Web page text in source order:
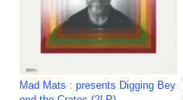
Mad Mats : presents Digging Bey